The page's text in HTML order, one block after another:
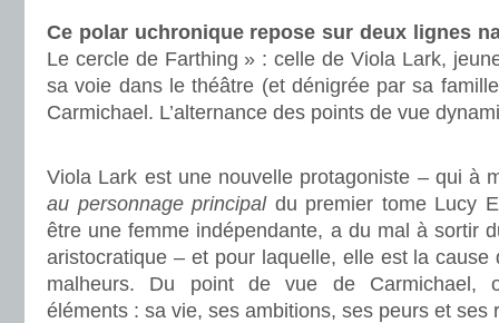
Ce polar uchronique repose sur deux lignes
Le cercle de Farthing » : celle de Viola Lark,
sa voie dans le théâtre (et dénigrée par sa
Carmichael. L’alternance des points de vue
Viola Lark est une nouvelle protagoniste – qui à
au personnage principaldu premier tome Lucy
être une femme indépendante, a du mal à sortir
aristocratique – et pour laquelle, elle est la
malheurs. Du point de vue de Carmichael,
éléments : sa vie, ses ambitions, ses peurs et ses